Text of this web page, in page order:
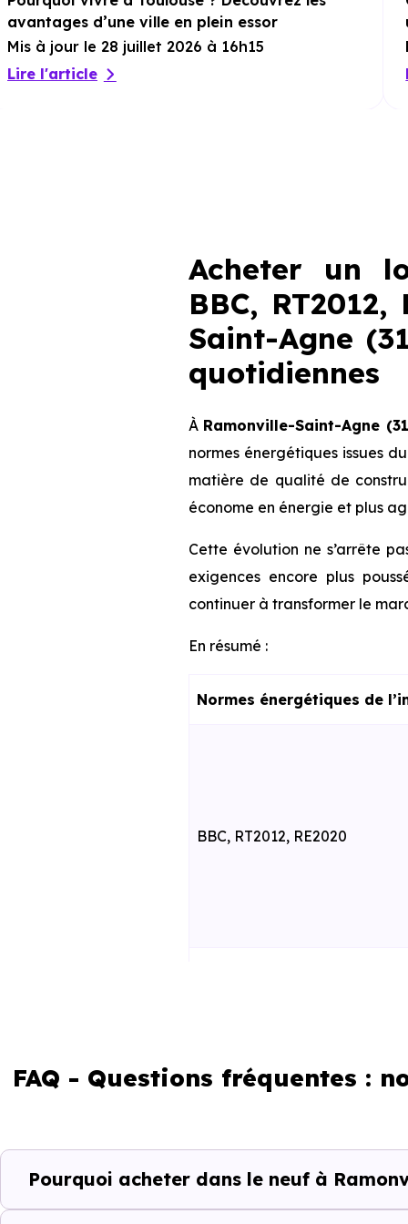
avantages d’une ville en plein essor
Mis à jour le 28 juillet 2026 à 16h15
Lire l'article
Acheter un
BBC,
Saint-Agne
quotidiennes
À Ramonville-Saint-Agne
normes énergétiques issues du
matière de qualité de
économe en énergie et plus
Cette évolution ne s’arrête
exigences encore plus
continuer à transformer le
En résumé :
Normes énergétiques de
BBC, RT2012, RE2020
Un projet
Acheter un bien immobilier à
FAQ - Questions fréquentes :
Pourquoi acheter dans le neuf à